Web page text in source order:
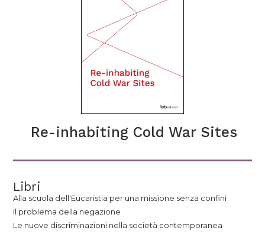
Re-inhabiting Cold War Sites
Libri
Alla scuola dell'Eucaristia per una missione senza confini
Il problema della negazione
Le nuove discriminazioni nella società contemporanea